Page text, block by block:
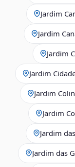
Jardim
Jardim
Jardim
Jardim
Jardim
Jardim
Jardim
Jardim das